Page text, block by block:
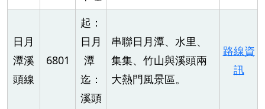
日月
潭溪
頭線
6801
起：
日月
潭
迄：
溪頭
串聯日月潭、水里、
集集、竹山與溪頭兩
大熱門風景區。
路線資
訊